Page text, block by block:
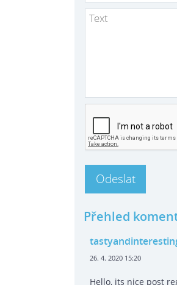
Přehled
26. 4. 2020 15:20
Hello, its nice post